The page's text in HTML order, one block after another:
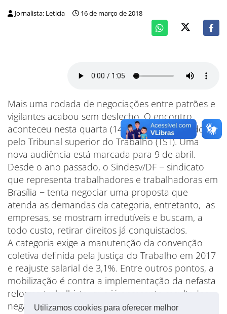
Utilizamos cookies para oferecer melhor
Jornalista: Leticia 16 de março de 2018
Mais uma rodada de negociações entre patrões e
vigilantes acabou sem desfecho. O encontro
aconteceu nesta quarta (14) e foi intermediado
pelo Tribunal superior do Trabalho (TST). Uma
nova audiência está marcada para 9 de abril.
Desde o ano passado, o Sindesv/DF − sindicato
que representa trabalhadores e trabalhadoras em
Brasília − tenta negociar uma proposta que
atenda as demandas da categoria, entretanto, as
empresas, se mostram irredutíveis e buscam, a
todo custo, retirar direitos já conquistados.
A categoria exige a manutenção da convenção
coletiva definida pela Justiça do Trabalho em 2017
e reajuste salarial de 3,1%. Entre outros pontos, a
mobilização é contra a implementação da nefasta
reforma trabalhista, que já apresenta resultados
negativos nos acordos e convenções coletivas de